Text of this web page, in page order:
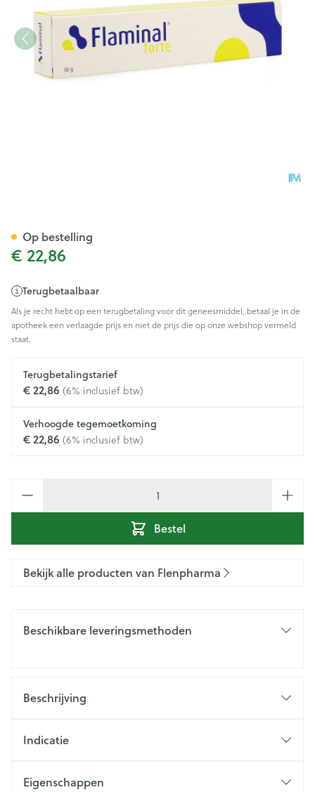
€ 22,86
Terugbetaalbaar
Als je recht hebt op een terugbetaling voor dit geneesmiddel, betaal je in de
apotheek een verlaagde prijs en niet de prijs die op onze webshop vermeld
staat.
Terugbetalingstarief
€ 22,86 (6% inclusief btw)
Verhoogde tegemoetkoming
€ 22,86 (6% inclusief btw)
Bestel
Op bestelling
Bekijk alle producten van Flenpharma
Beschikbare leveringsmethoden
Beschrijving
Indicatie
Eigenschappen